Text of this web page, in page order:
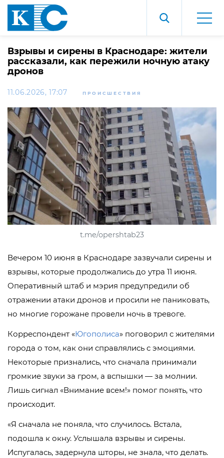
Взрывы и сирены в Краснодаре: жители
рассказали, как пережили ночную атаку
дронов
11.06.2026, 17:07 ПРОИСШЕСТВИЯ
t.me/opershtab23
Вечером 10 июня в Краснодаре зазвучали сирены и
взрывы, которые продолжались до утра 11 июня.
Оперативный штаб и мэрия предупредили об
отражении атаки дронов и просили не паниковать,
но многие горожане провели ночь в тревоге.
Корреспондент «Югополиса» поговорил с жителями
города о том, как они справлялись с эмоциями.
Некоторые признались, что сначала принимали
громкие звуки за гром, а вспышки — за молнии.
Лишь сигнал «Внимание всем!» помог понять, что
происходит.
«Я сначала не поняла, что случилось. Встала,
подошла к окну. Услышала взрывы и сирены.
Испугалась, задернула шторы, не знала, что делать.